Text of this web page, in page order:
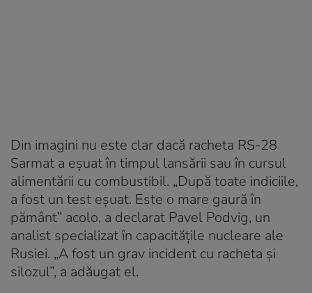
Din imagini nu este clar dacă racheta RS-28
Sarmat a eşuat în timpul lansării sau în cursul
alimentării cu combustibil. „După toate indiciile,
a fost un test eşuat. Este o mare gaură în
pământ” acolo, a declarat Pavel Podvig, un
analist specializat în capacitățile nucleare ale
Rusiei. „A fost un grav incident cu racheta şi
silozul”, a adăugat el.